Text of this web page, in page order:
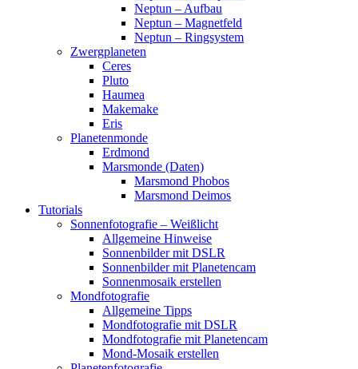
Neptun – Aufbau
Neptun – Magnetfeld
Neptun – Ringsystem
Zwergplaneten
Ceres
Pluto
Haumea
Makemake
Eris
Planetenmonde
Erdmond
Marsmonde (Daten)
Marsmond Phobos
Marsmond Deimos
Tutorials
Sonnenfotografie – Weißlicht
Allgemeine Hinweise
Sonnenbilder mit DSLR
Sonnenbilder mit Planetencam
Sonnenmosaik erstellen
Mondfotografie
Allgemeine Tipps
Mondfotografie mit DSLR
Mondfotografie mit Planetencam
Mond-Mosaik erstellen